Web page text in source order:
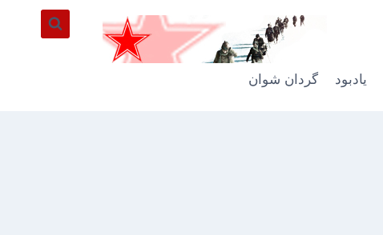
یادبود گردان شوان